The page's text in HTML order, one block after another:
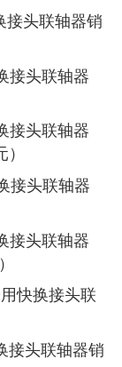
接头联轴器销
接头联轴器
接头联轴器
接头联轴器
接头联轴器
快换接头联
接头联轴器销